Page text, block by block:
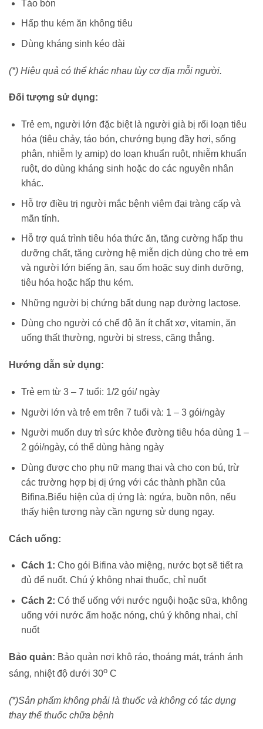
Táo bón
Hấp thu kém ăn không tiêu
Dùng kháng sinh kéo dài
(*) Hiệu quả có thể khác nhau tùy cơ địa mỗi người.
Đối tượng sử dụng:
Trẻ em, người lớn đặc biệt là người già bị rối loạn tiêu
hóa (tiêu chảy, táo bón, chướng bụng đầy hơi, sống
phân, nhiễm lỵ amip) do loạn khuẩn ruột, nhiễm khuẩn
ruột, do dùng kháng sinh hoặc do các nguyên nhân
khác.
Hỗ trợ điều trị người mắc bệnh viêm đại tràng cấp và
mãn tính.
Hỗ trợ quá trình tiêu hóa thức ăn, tăng cường hấp thu
dưỡng chất, tăng cường hệ miễn dịch dùng cho trẻ em
và người lớn biếng ăn, sau ốm hoặc suy dinh dưỡng,
tiêu hóa hoặc hấp thu kém.
Những người bị chứng bất dung nạp đường lactose.
Dùng cho người có chế độ ăn ít chất xơ, vitamin, ăn
uống thất thường, người bị stress, căng thẳng.
Hướng dẫn sử dụng:
Trẻ em từ 3 – 7 tuổi: 1/2 gói/ ngày
Người lớn và trẻ em trên 7 tuổi và: 1 – 3 gói/ngày
Người muốn duy trì sức khỏe đường tiêu hóa dùng 1 –
2 gói/ngày, có thể dùng hàng ngày
Dùng được cho phụ nữ mang thai và cho con bú, trừ
các trường hợp bị dị ứng với các thành phần của
Bifina.Biểu hiện của dị ứng là: ngứa, buồn nôn, nếu
thấy hiện tượng này cần ngưng sử dụng ngay.
Cách uống:
Cách 1: Cho gói Bifina vào miệng, nước bọt sẽ tiết ra
đủ để nuốt. Chú ý không nhai thuốc, chỉ nuốt
Cách 2: Có thể uống với nước nguội hoặc sữa, không
uống với nước ấm hoặc nóng, chú ý không nhai, chỉ
nuốt
Bảo quản: Bảo quản nơi khô ráo, thoáng mát, tránh ánh
sáng, nhiệt độ dưới 30o C
(*)Sản phẩm không phải là thuốc và không có tác dụng
thay thế thuốc chữa bệnh